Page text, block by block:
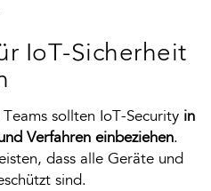
IoT-Sicherheit
sollten IoT-Security in
Verfahren einbeziehen.
dass alle Geräte und
sind.